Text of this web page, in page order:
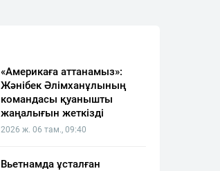
«Америкаға аттанамыз»:
Жәнібек Әлімханұлының
командасы қуанышты
жаңалығын жеткізді
2026 ж. 06 там., 09:40
Вьетнамда ұсталған